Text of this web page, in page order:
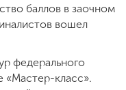
баллов в заочном
вошел
федерального
«Мастер-класс».